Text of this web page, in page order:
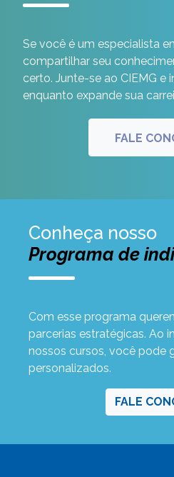
Se você é um especialista
compartilhar seu
certo. Junte-se ao CIEMG e
enquanto expande sua
FALE
Conheça nosso
Programa de
Com esse programa
parcerias estratégicas. Ao
nossos cursos, você pode
personalizados.
FALE